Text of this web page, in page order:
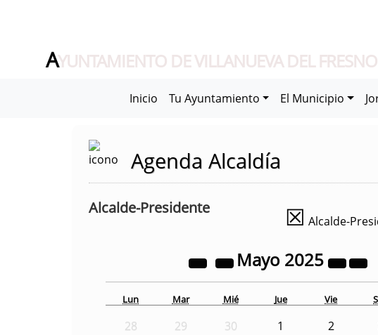
AYUNTAMIENTO DE VILLANUEVA DEL FRESNO
Inicio Tu Ayuntamiento El Municipio
Agenda Alcaldía
Alcalde-Presidente ☒ Alcalde-
Mayo 2025
Lun Mar Mié Jue Vie
28 29 30 1 2